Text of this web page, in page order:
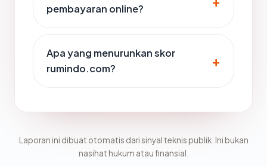
pembayaran online?
Apa yang menurunkan skor
rumindo.com?
Laporan ini dibuat otomatis dari sinyal teknis publik. Ini bukan
nasihat hukum atau finansial.